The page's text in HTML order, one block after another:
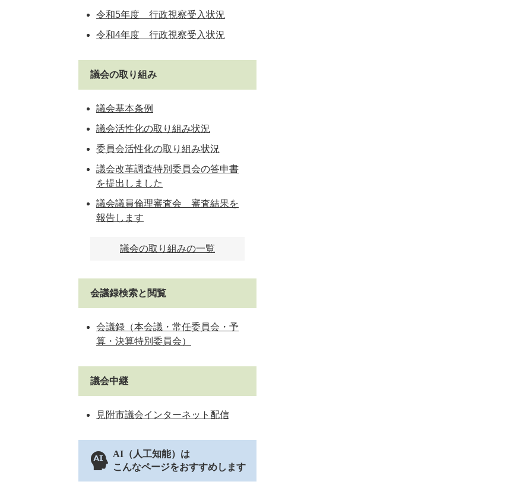
令和5年度 行政視察受入状況
令和4年度 行政視察受入状況
議会の取り組み
議会基本条例
議会活性化の取り組み状況
委員会活性化の取り組み状況
議会改革調査特別委員会の答申書
を提出しました
議会議員倫理審査会 審査結果を
報告します
議会の取り組みの一覧
会議録検索と閲覧
会議録（本会議・常任委員会・予
算・決算特別委員会）
議会中継
見附市議会インターネット配信
AI（人工知能）は
こんなページをおすすめします